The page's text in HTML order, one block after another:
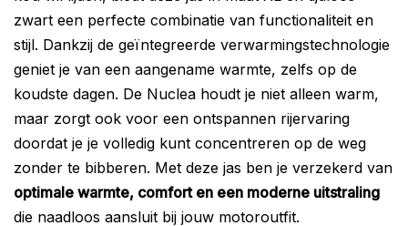
zwart een perfecte combinatie van functionaliteit en
stijl. Dankzij de geïntegreerde verwarmingstechnologie
geniet je van een aangename warmte, zelfs op de
koudste dagen. De Nuclea houdt je niet alleen warm,
maar zorgt ook voor een ontspannen rijervaring
doordat je je volledig kunt concentreren op de weg
zonder te bibberen. Met deze jas ben je verzekerd van
optimale warmte, comfort en een moderne uitstraling
die naadloos aansluit bij jouw motoroutfit.